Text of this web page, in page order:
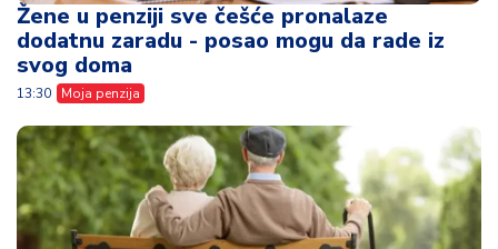
Žene u penziji sve češće pronalaze
dodatnu zaradu - posao mogu da rade iz
svog doma
13:30 Moja penzija